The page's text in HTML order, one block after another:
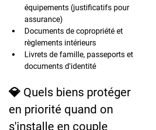
équipements (justificatifs pour
assurance)
Documents de copropriété et
règlements intérieurs
Livrets de famille, passeports et
documents d'identité
💎 Quels biens protéger
en priorité quand on
s'installe en couple